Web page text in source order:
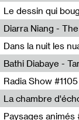
Pierrick Mouton
Le dessin qui
Louise Guégan
Diarra Niang -
Pierrick
Théo Robine-
Pierrick
Radia Show
Soundart Radio
La chambre
Revue Les